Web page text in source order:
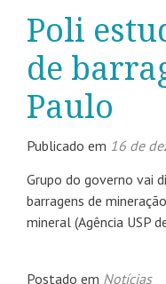
Poli
de
Paulo
Publicado em 16 de
Grupo do governo vai
barragens de
mineral (Agência USP
Postado em Notícias